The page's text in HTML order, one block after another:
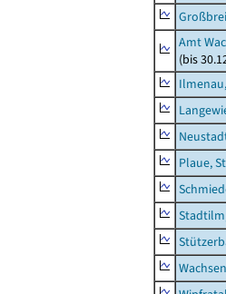
Amt
(bis
Plaue,